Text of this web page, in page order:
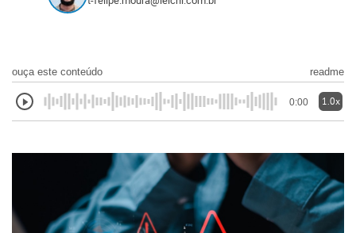
ouça este conteúdo readme
0:00 1.0x